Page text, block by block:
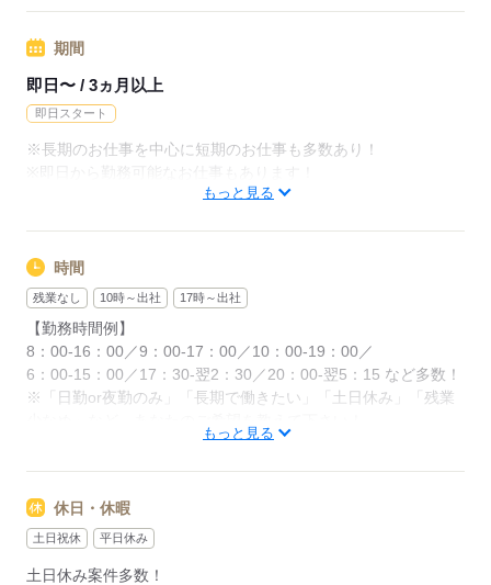
◆残業代支給
勤務時間が8hを超えている場合は時給25％UP
※試用期間ナシ
応募する
期間
即日〜 / 3ヵ月以上
即日スタート
※長期のお仕事を中心に短期のお仕事も多数あり！
※即日から勤務可能なお仕事もあります！
応募する
もっと見る
時間
残業なし 10時～出社 17時～出社
【勤務時間例】
8：00-16：00／9：00-17：00／10：00-19：00／
6：00-15：00／17：30-翌2：30／20：00-翌5：15 など多数！
※「日勤or夜勤のみ」「長期で働きたい」「土日休み」「残業
その際は、ご希望に沿う他のお仕事を並行してご案内致しま
す。
もっと見る
休日・休暇
土日祝休 平日休み
土日休み案件多数！